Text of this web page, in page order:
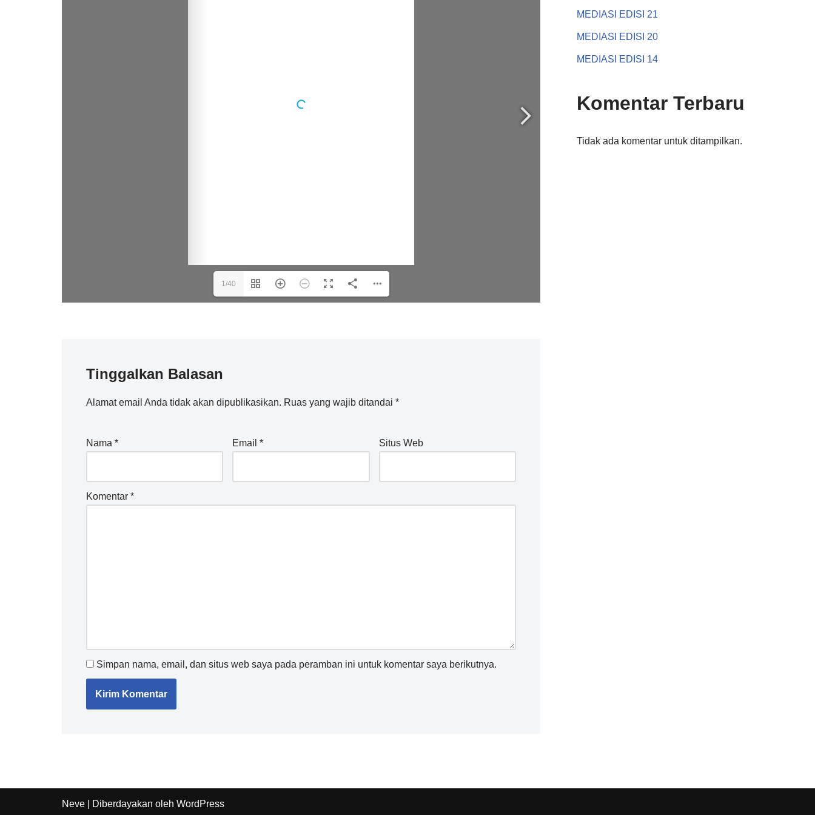
1/40
Tinggalkan Balasan
Alamat email Anda tidak akan dipublikasikan. Ruas yang wajib ditandai *
Nama * Email* Situs Web
Komentar *
Simpan nama, email, dan situs web saya pada peramban ini untuk komentar saya berikutnya.
MEDIASI EDISI 21
MEDIASI EDISI 20
MEDIASI EDISI 14
Komentar Terbaru
Tidak ada komentar untuk ditampilkan.
Neve | Diberdayakan oleh WordPress